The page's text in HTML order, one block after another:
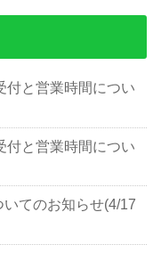
付と営業時間につい
付と営業時間につい
てのお知らせ(4/17